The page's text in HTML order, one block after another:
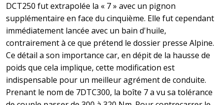
DCT250 fut extrapolée la « 7 » avec un pignon
supplémentaire en face du cinquième. Elle fut cependant
immédiatement lancée avec un bain d'huile,
contrairement à ce que prétend le dossier presse Alpine.
Ce détail a son importance car, en dépit de la hausse de
poids que cela implique, cette modification est
indispensable pour un meilleur agrément de conduite.
Prenant le nom de 7DTC300, la boîte 7 a vu sa tolérance